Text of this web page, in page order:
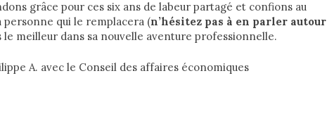
grâce pour ces six ans de labeur partagé et confions au
qui le remplacera (n’hésitez pas à en parler autour
le meilleur dans sa nouvelle aventure professionnelle.
A. avec le Conseil des affaires économiques